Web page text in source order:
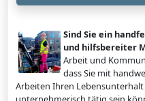
Sind Sie ein
und hilfsbereiter
Arbeit und
dass Sie mit
Arbeiten Ihren